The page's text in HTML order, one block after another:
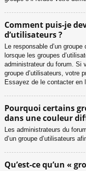
Comment puis-je
d’utilisateurs ?
Le responsable d’un
lorsque les groupes
administrateur du forum. Si
groupe d’utilisateurs, votre
Essayez de le contacter en
Pourquoi certains
dans une couleur
Les administrateurs du
d’un groupe d’utilisateurs
Qu’est-ce qu’un «